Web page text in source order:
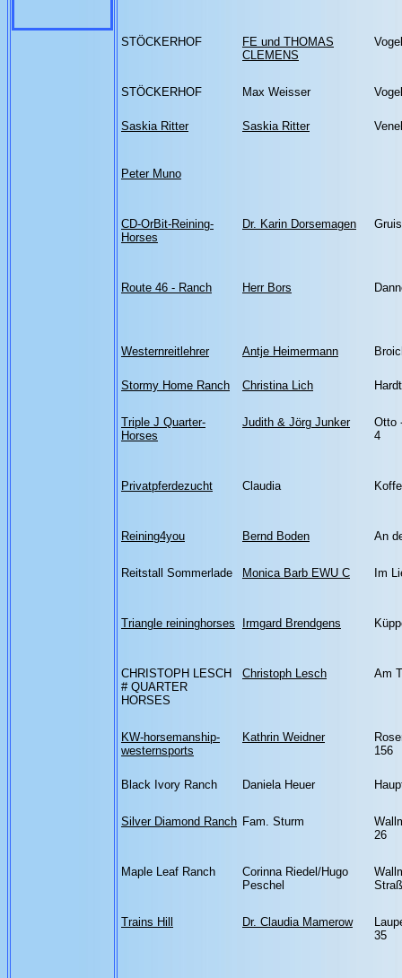
STÖCKERHOF
FE und THOMAS
CLEMENS
STÖCKERHOF Max Weisser
Saskia Ritter Saskia Ritter
Peter Muno
CD-OrBit-Reining-
Horses
Dr. Karin Dorsemagen
Route 46 - Ranch Herr Bors
Westernreitlehrer Antje Heimermann
Stormy Home Ranch Christina Lich
Triple J Quarter-
Horses
Judith & Jörg Junker
Otto
4
Privatpferdezucht Claudia
Reining4you Bernd Boden An
Reitstall Sommerlade Monica Barb EWU C Im
Triangle reininghorses Irmgard Brendgens
CHRISTOPH LESCH
# QUARTER
HORSES
Christoph Lesch Am
KW-horsemanship-
westernsports
Kathrin Weidner
156
Black Ivory Ranch Daniela Heuer
Silver Diamond Ranch Fam. Sturm
26
Maple Leaf Ranch
Corinna Riedel/Hugo
Peschel
Trains Hill Dr. Claudia Mamerow
35